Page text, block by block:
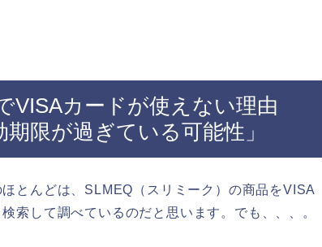
VISAカードが使えない理由
限が過ぎている可能性」
とんどは、SLMEQ（スリミーク）の商品をVISA
索して調べているのだと思います。でも、、、。